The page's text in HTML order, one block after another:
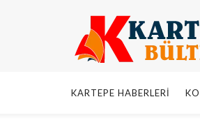
KARTEPE HABERLERI